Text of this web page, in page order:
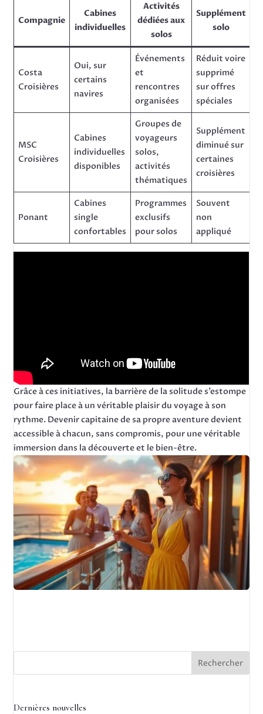
Compagnie
Cabines
individuelles
Activités
dédiées aux
solos
Supplément
solo
Costa
Croisières
Oui, sur
certains
navires
Événements
et
rencontres
organisées
Réduit voire
supprimé
sur offres
spéciales
MSC
Croisières
Cabines
individuelles
disponibles
Groupes de
voyageurs
solos,
activités
thématiques
Supplément
diminué sur
certaines
croisières
Ponant
Cabines
single
confortables
Programmes
exclusifs
pour solos
Souvent
non
appliqué
Grâce à ces initiatives, la barrière de la solitude s’estompe
pour faire place à un véritable plaisir du voyage à son
rythme. Devenir capitaine de sa propre aventure devient
accessible à chacun, sans compromis, pour une véritable
immersion dans la découverte et le bien-être.
Rechercher
Dernières nouvelles